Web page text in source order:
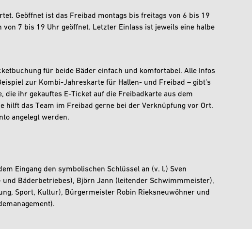
Geöffnet ist das Freibad montags bis freitags von 6 bis 19
7 bis 19 Uhr geöffnet. Letzter Einlass ist jeweils eine halbe
für beide Bäder einfach und komfortabel. Alle Infos
zur Kombi-Jahreskarte für Hallen- und Freibad – gibt’s
die ihr gekauftes E-Ticket auf die Freibadkarte aus dem
hilft das Team im Freibad gerne bei der Verknüpfung vor Ort.
angelegt werden.
Eingang den symbolischen Schlüssel an (v. l.) Sven
Bäderbetriebes), Björn Jann (leitender Schwimmmeister),
Sport, Kultur), Bürgermeister Robin Rieksneuwöhner und